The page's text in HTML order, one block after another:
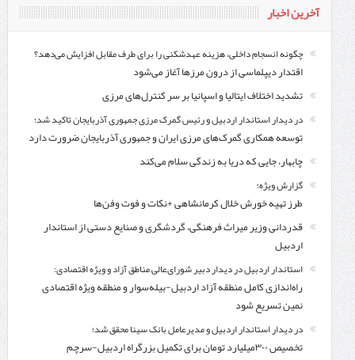
آخرین اخبار
چگونه انسجام داخلی، هزینه عهدشکنی را برای طرف مقابل افزایش می‌دهد؟
اقتدار دیپلماسی از درون مرزها آغاز می‌شود
تشدید اختلاف ایتالیا و اسپانیا بر سر کنترل‌های مرزی
در دیدار استاندار اردبیل و رئیس گمرک مرزی جمهوری آذربایجان تاکید شد؛
توسعه همکاری گمرک‌های مرزی ایران و جمهوری آذربایجان ضرورت دارد
چابهار، جایی که دریا به زندگی سلام می‌کند
گزارش ویژه؛
طرز تهیه خورش خلال کرمانشاهی +نکات و فوت وفن‌ها
قدردانی وزیر میراث فرهنگی، گردشگری و صنایع دستی از استاندار
اردبیل
استاندار اردبیل در دیدار دبیر شورای‌عالی مناطق آزاد و ویژه اقتصادی:
راه‌اندازی کامل منطقه آزاد اردبیل-بیله‌سوار و منطقه ویژه اقتصادی
نمین تسریع شود
در دیدار استاندار اردبیل و مدیرعامل بانک سینا محقق شد؛
تخصیص ۳۰۰میلیارد تومان برای تکمیل بزرگراه اردبیل-سرچم